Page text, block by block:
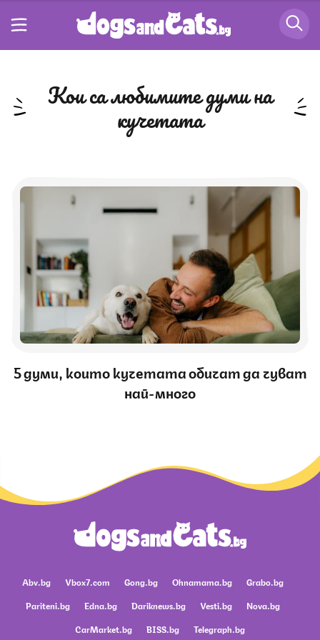
кои са любимите думи на
кучетата
5 думи, които кучетата обичат да чуват
най-много
Abv.bg Vbox7.com Gong.bg Ohnamama.bg
Grabo.bg
Pariteni.bg
Edna.bg Dariknews.bg Vesti.bg
Nova.bg
CarMarket.bg
BISS.bg Telegraph.bg